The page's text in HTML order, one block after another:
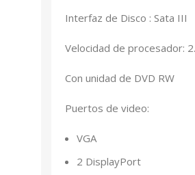
Interfaz de Disco : Sata III
Velocidad de procesador:
Con unidad de DVD RW
Puertos de video:
VGA
2 DisplayPort